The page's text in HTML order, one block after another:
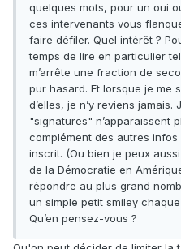
quelques mots, pour un oui
ces intervenants vous
faire défiler. Quel intérêt ?
temps de lire en particulier
m’arrête une fraction de
pur hasard. Et lorsque je me
d’elles, je n’y reviens
"signatures" n’apparaissent
complément des autres
inscrit. (Ou bien je peux
de la Démocratie en
répondre au plus grand
un simple petit smiley
Qu’en pensez-vous ?